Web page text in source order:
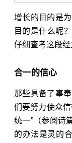
增长的目的是
目的是什么呢
仔细查考这段经
合一的信心
那些具备了事
们要努力使众信
统一”（参阅诗
的办法是灵的